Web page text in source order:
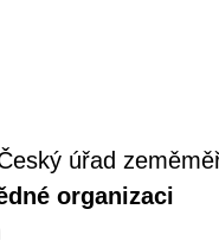
úřad
organizaci